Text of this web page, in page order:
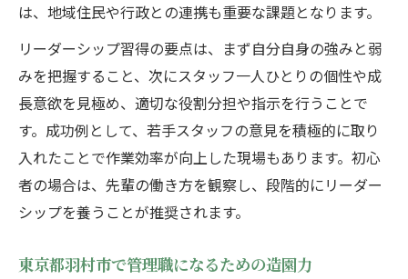
は、地域住民や行政との連携も重要な課題となります。
リーダーシップ習得の要点は、まず自分自身の強みと弱
みを把握すること、次にスタッフ一人ひとりの個性や成
長意欲を見極め、適切な役割分担や指示を行うことで
す。成功例として、若手スタッフの意見を積極的に取り
入れたことで作業効率が向上した現場もあります。初心
者の場合は、先輩の働き方を観察し、段階的にリーダー
シップを養うことが推奨されます。
東京都羽村市で管理職になるための造園力